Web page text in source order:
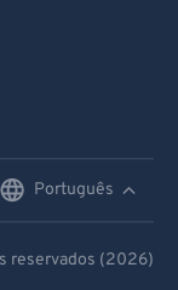
Português
reservados (2026)